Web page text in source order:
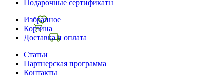
Подарочные сертификаты
Избранное
Корзина
Доставка и оплата
Статьи
Партнерская программа
Контакты